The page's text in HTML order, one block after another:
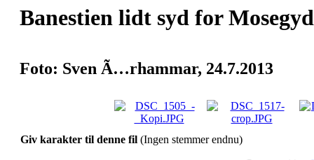
Banestien lidt syd for
Foto: Sven Ã…rhammar, 24.7.2013
Giv karakter til denne fil (Ingen stemmer endnu)